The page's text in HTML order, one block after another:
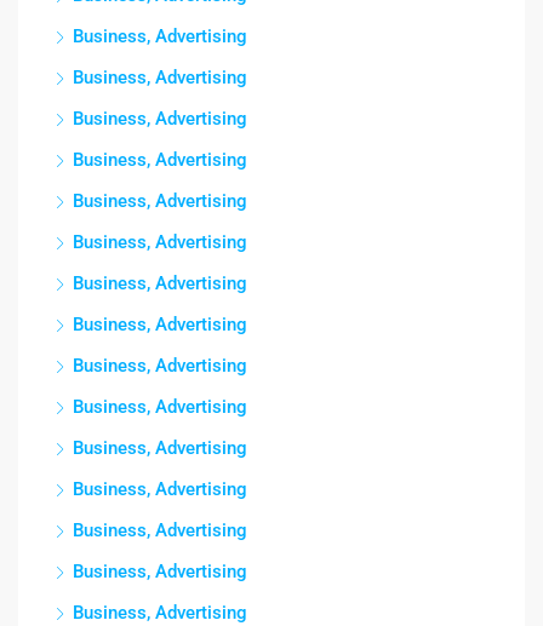
Business, Advertising
Business, Advertising
Business, Advertising
Business, Advertising
Business, Advertising
Business, Advertising
Business, Advertising
Business, Advertising
Business, Advertising
Business, Advertising
Business, Advertising
Business, Advertising
Business, Advertising
Business, Advertising
Business, Advertising